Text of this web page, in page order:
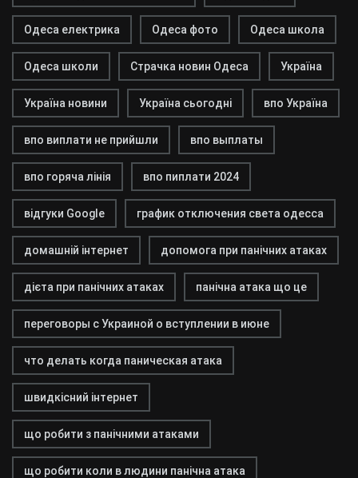
Одеса електрика Одеса фото Одеса школа
Одеса школи Страчка новин Одеса Україна
Україна новини Україна сьогодні впо Україна
впо виплати не прийшли впо выплаты
впо горяча лінія впо пиплати 2024
відгуки Google график отключения света одесса
домашній інтернет допомога при панічних атаках
дієта при панічних атаках панічна атака що це
переговоры с Украиной о вступлении в июне
что делать когда паническая атака
швидкісний інтернет
що робити з панічними атаками
що робити коли в людини панічна атака